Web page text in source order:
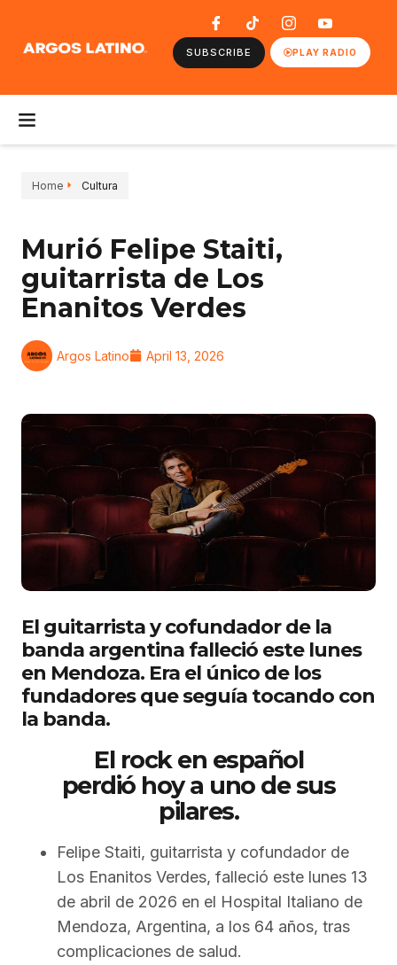
SUBSCRIBE PLAY RADIO
Home Cultura
Murió Felipe Staiti,
guitarrista de Los
Enanitos Verdes
Argos Latino April 13, 2026
El guitarrista y cofundador de la
banda argentina falleció este lunes
en Mendoza. Era el único de los
fundadores que seguía tocando con
la banda.
El rock en español
perdió hoy a uno de sus
pilares.
Felipe Staiti, guitarrista y cofundador de
Los Enanitos Verdes, falleció este lunes 13
de abril de 2026 en el Hospital Italiano de
Mendoza, Argentina, a los 64 años, tras
complicaciones de salud.